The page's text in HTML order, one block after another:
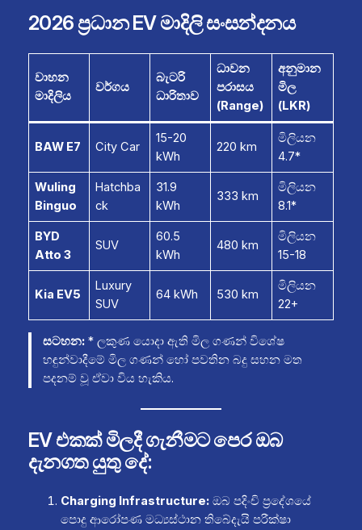
2026 ප්‍රධාන EV මාදිලි සංසන්දනය
වාහන
මාදිලිය
වර්ගය
බැටරි
ධාරිතාව
ධාවන
පරාසය
(Range)
අනුමාන
මිල
(LKR)
BAW E7 City Car
15-20
kWh
220 km
මිලියන
4.7*
Wuling
Binguo
Hatchba
ck
31.9
kWh
333 km
මිලියන
8.1*
BYD
Atto 3
SUV
60.5
kWh
480 km
මිලියන
15-18
Kia EV5
Luxury
SUV
64 kWh 530 km
මිලියන
22+
සටහන: * ලකුණ යොදා ඇති මිල ගණන් විශේෂ
හඳුන්වාදීමේ මිල ගණන් හෝ පවතින බදු සහන මත
පදනම් වූ ඒවා විය හැකිය.
EV එකක් මිලදී ගැනීමට පෙර ඔබ
දැනගත යුතු දේ:
Charging Infrastructure:ඔබ පදිංචි ප්‍රදේශයේ
පොදු ආරෝපණ මධ්‍යස්ථාන තිබේදැයි පරීක්ෂා